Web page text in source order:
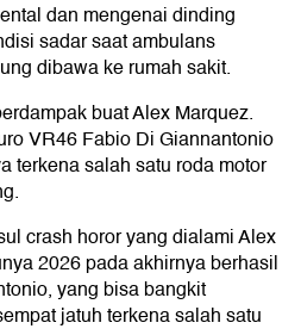
dan mengenai dinding
sadar saat ambulans
dibawa ke rumah sakit.
buat Alex Marquez.
VR46 Fabio Di Giannantonio
terkena salah satu roda motor
crash horor yang dialami Alex
2026 pada akhirnya berhasil
yang bisa bangkit
jatuh terkena salah satu